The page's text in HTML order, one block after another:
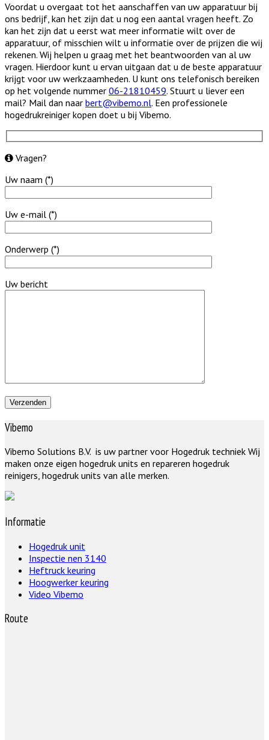
Voordat u overgaat tot het aanschaffen van uw apparatuur bij
ons bedrijf, kan het zijn dat u nog een aantal vragen heeft. Zo
kan het zijn dat u eerst wat meer informatie wilt over de
apparatuur, of misschien wilt u informatie over de prijzen die wij
rekenen. Wij helpen u graag met het beantwoorden van al uw
vragen. Hierdoor kunt u ervan uitgaan dat u de beste apparatuur
krijgt voor uw werkzaamheden. U kunt ons telefonisch bereiken
op het volgende nummer 06-21810459. Stuurt u liever een
mail? Mail dan naar bert@vibemo.nl. Een professionele
hogedrukreiniger kopen doet u bij Vibemo.
Vragen?
Uw naam (*)
Uw e-mail (*)
Onderwerp (*)
Uw bericht
Vibemo
Vibemo Solutions B.V. is uw partner voor Hogedruk techniek Wij
maken onze eigen hogedruk units en repareren hogedruk
reinigers, hogedruk units van alle merken.
Informatie
Hogedruk unit
Inspectie nen 3140
Heftruck keuring
Hoogwerker keuring
Video Vibemo
Route